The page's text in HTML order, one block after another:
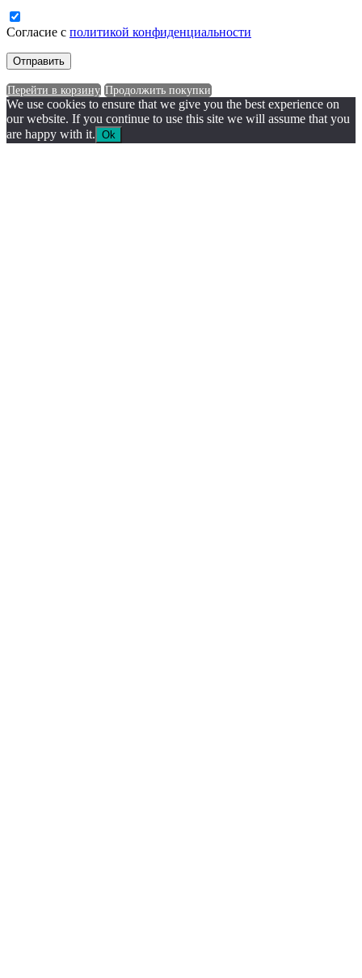
Согласие с политикой конфиденциальности
Перейти в корзину Продолжить покупки
We use cookies to ensure that we give you the best experience on
our website. If you continue to use this site we will assume that you
are happy with it. Ok